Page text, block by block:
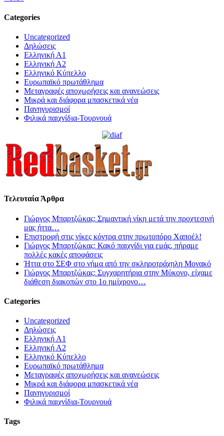
Categories
Uncategorized
Δηλώσεις
Ελληνική Α1
Ελληνική Α2
Ελληνικό Κύπελλο
Ευρωπαϊκό πρωτάθλημα
Μεταγραφές αποχωρήσεις και ανανεώσεις
Μικρά και διάφορα μπασκετικά νέα
Πανηγυρισμοί
Φιλικά παιχνίδια-Τουρνουά
Τελευταία Άρθρα
Γιώργος Μπαρτζώκας: Σημαντική νίκη μετά την προχτεσινή
μας ήττα…
Επιστροφή στις νίκες κόντρα στην πρωτοπόρο Χαποέλ!
Γιώργος Μπαρτζώκας: Κακό παιχνίδι για εμάς, πήραμε
πολλές κακές αποφάσεις
Ήττα στο ΣΕΦ στο νήμα από την σκληροτράχηλη Μονακό
Γιώργος Μπαρτζώκας: Συγχαρητήρια στην Μύκονο, είχαμε
διάθεση διακοπών στο 1ο ημίχρονο…
Categories
Uncategorized
Δηλώσεις
Ελληνική Α1
Ελληνική Α2
Ελληνικό Κύπελλο
Ευρωπαϊκό πρωτάθλημα
Μεταγραφές αποχωρήσεις και ανανεώσεις
Μικρά και διάφορα μπασκετικά νέα
Πανηγυρισμοί
Φιλικά παιχνίδια-Τουρνουά
Tags